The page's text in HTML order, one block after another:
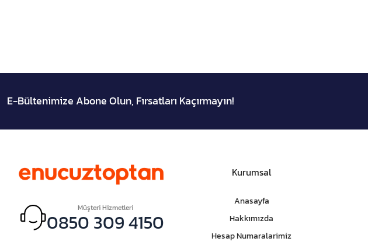
E-Bültenimize Abone Olun, Fırsatları Kaçırmayın!
Müşteri Hizmetleri
0850 309 4150
Kurumsal
Anasayfa
Hakkımızda
Hesap Numaralarimiz